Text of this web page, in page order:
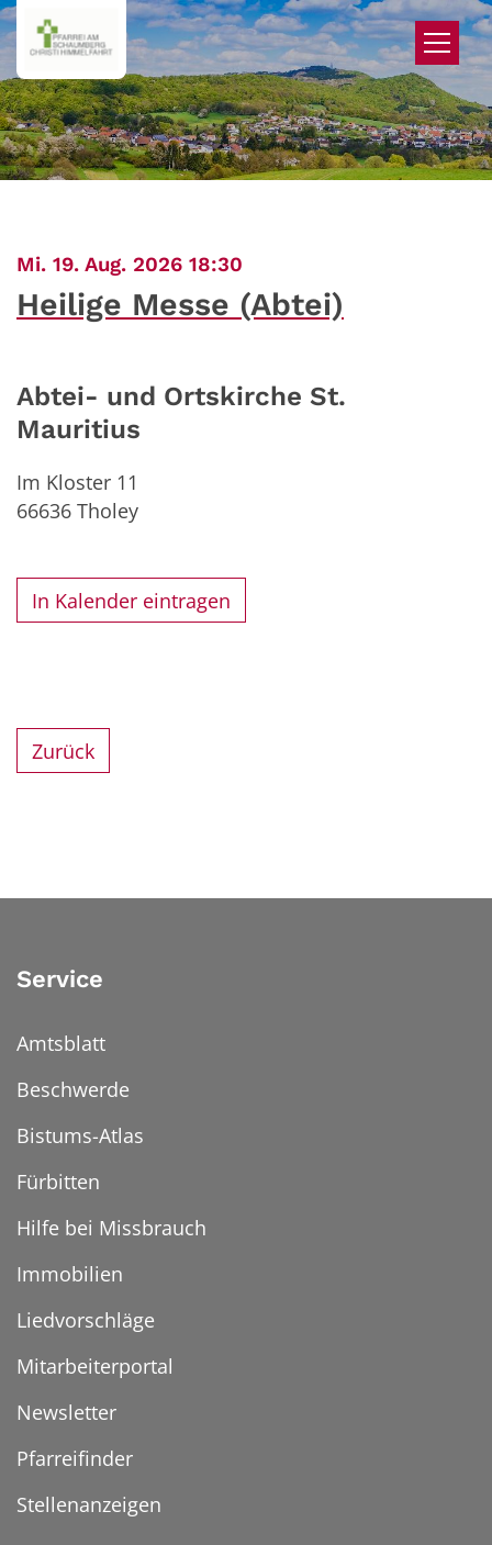
Zum Inhalt springen
Mi. 19. Aug. 2026 18:30
Heilige Messe (Abtei)
Abtei- und Ortskirche St.
Mauritius
Im Kloster 11
66636 Tholey
In Kalender eintragen
Zurück
Service
Amtsblatt
Beschwerde
Bistums-Atlas
Fürbitten
Hilfe bei Missbrauch
Immobilien
Liedvorschläge
Mitarbeiterportal
Newsletter
Pfarreifinder
Stellenanzeigen